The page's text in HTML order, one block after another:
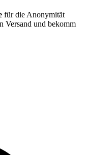
für die Anonymität
Versand und bekomm